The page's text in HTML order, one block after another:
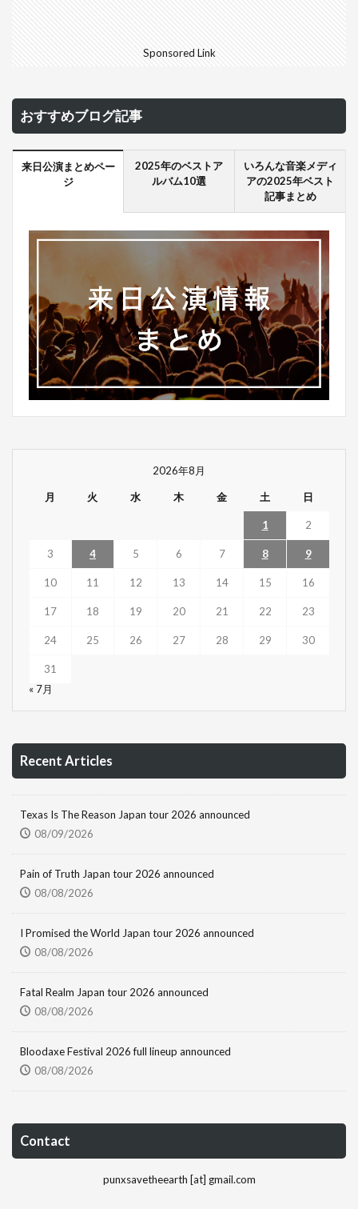
Sponsored Link
おすすめブログ記事
来日公演まとめペー
ジ
2025年のベストア
ルバム10選
いろんな音楽メディ
アの2025年ベスト
記事まとめ
2026年8月
月 火 水 木 金 土 日
1 2
3 4 5 6 7 8 9
10 11 12 13 14 15 16
17 18 19 20 21 22 23
24 25 26 27 28 29 30
31
« 7月
Recent Articles
Texas Is The Reason Japan tour 2026 announced
08/09/2026
Pain of Truth Japan tour 2026 announced
08/08/2026
I Promised the World Japan tour 2026 announced
08/08/2026
Fatal Realm Japan tour 2026 announced
08/08/2026
Bloodaxe Festival 2026 full lineup announced
08/08/2026
Contact
punxsavetheearth [at] gmail.com